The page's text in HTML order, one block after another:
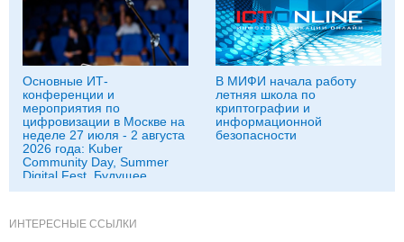
Основные ИТ-
конференции и
мероприятия по
цифровизации в Москве на
неделе 27 июля - 2 августа
2026 года: Kuber
Community Day, Summer
Digital Fest, Будущее
исследований в
В МИФИ начала работу
летняя школа по
криптографии и
информационной
безопасности
ИНТЕРЕСНЫЕ ССЫЛКИ